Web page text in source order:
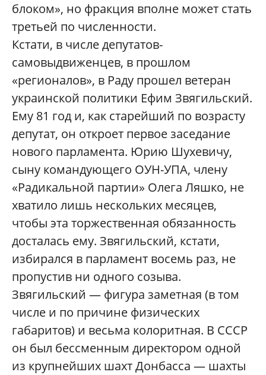
блоком», но фракция вполне может стать
третьей по численности.
Кстати, в числе депутатов-
самовыдвиженцев, в прошлом
«регионалов», в Раду прошел ветеран
украинской политики Ефим Звягильский.
Ему 81 год и, как старейший по возрасту
депутат, он откроет первое заседание
нового парламента. Юрию Шухевичу,
сыну командующего ОУН-УПА, члену
«Радикальной партии» Олега Ляшко, не
хватило лишь нескольких месяцев,
чтобы эта торжественная обязанность
досталась ему. Звягильский, кстати,
избирался в парламент восемь раз, не
пропустив ни одного созыва.
Звягильский — фигура заметная (в том
числе и по причине физических
габаритов) и весьма колоритная. В СССР
он был бессменным директором одной
из крупнейших шахт Донбасса — шахты